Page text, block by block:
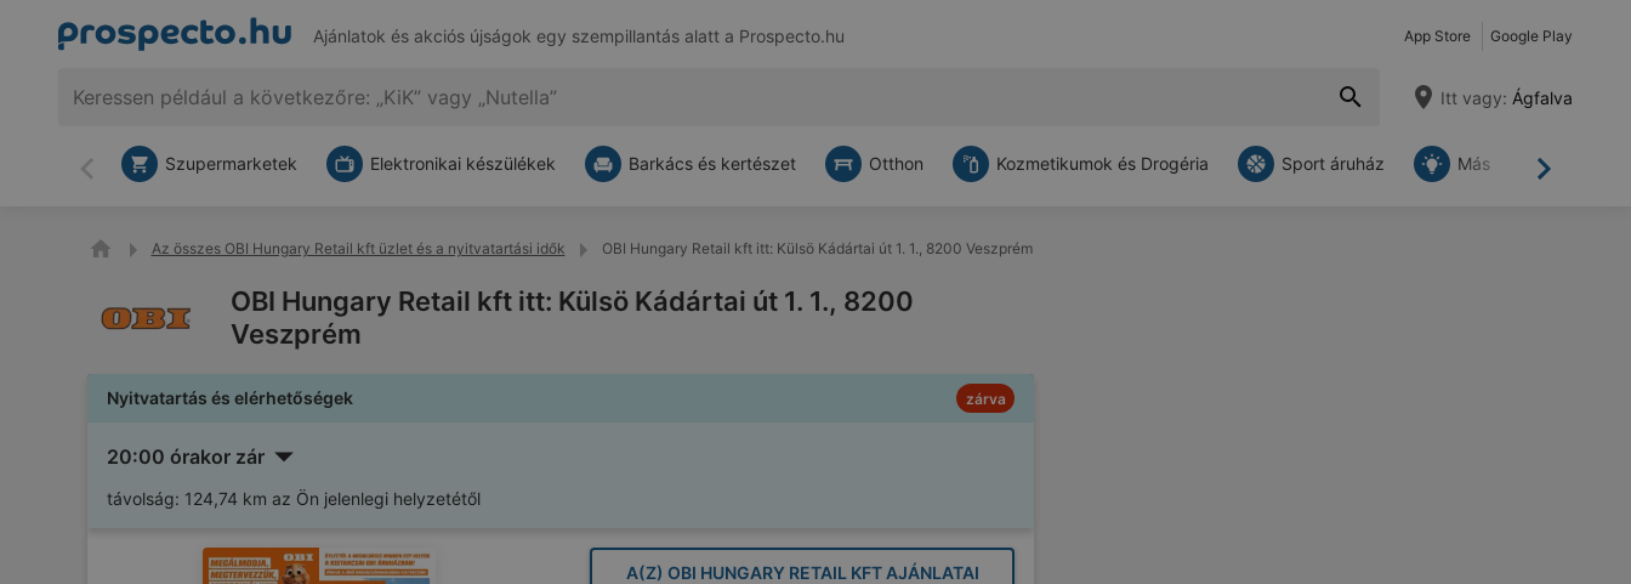
Ajánlatok és akciós újságok egy szempillantás alatt a Prospecto.hu App Store Google Play
Itt vagy: Ágfalva
Vissza Tovább
Szupermarketek Elektronikai készülékek Barkács és kertészet Otthon Kozmetikumok és Drogéria Sport áruház Más
Az összes OBI Hungary Retail kft üzlet és a nyitvatartási idők OBI Hungary Retail kft itt: Külsö Kádártai út 1. 1., 8200 Veszprém
OBI Hungary Retail kft itt: Külsö Kádártai út 1. 1., 8200
Veszprém
Nyitvatartás és elérhetőségek zárva
20:00 órakor zár
távolság: 124,74 km az Ön jelenlegi helyzetétől
A(Z) OBI HUNGARY RETAIL KFT AJÁNLATAI